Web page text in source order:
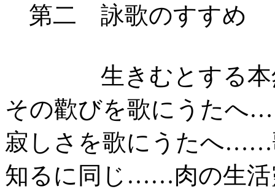
第二 詠歌のすすめ
生きむとする本
その歡びを歌にうた
寂しさを歌にうたへ……
知るに同じ……肉の生